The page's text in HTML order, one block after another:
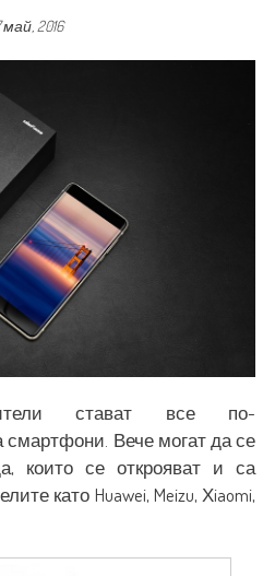
май, 2016
стават все по-
смартфони. Вече могат да се
които се открояват и са
като Huawei, Meizu, Хiaomi,